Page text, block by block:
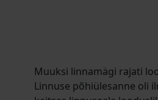
Muuksi linnamägi rajati
Linnuse põhiülesanne oli